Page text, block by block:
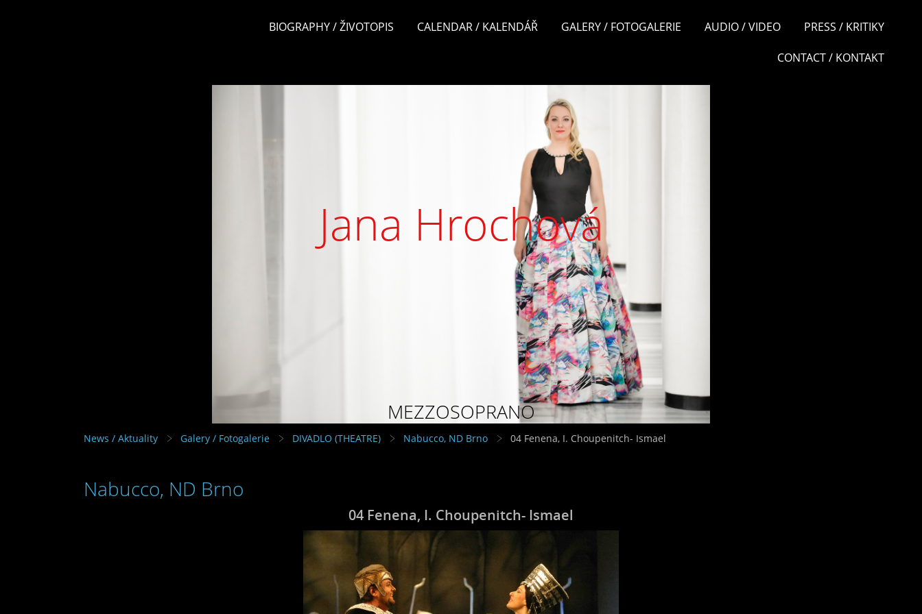
BIOGRAPHY / ŽIVOTOPIS CALENDAR / KALENDÁŘ GALERY / FOTOGALERIE AUDIO / VIDEO PRESS / KRITIKY
CONTACT / KONTAKT
Jana Hrochová
MEZZOSOPRANO
News / Aktuality Galery / Fotogalerie DIVADLO (THEATRE) Nabucco, ND Brno 04 Fenena, I. Choupenitch- Ismael
Nabucco, ND Brno
04 Fenena, I. Choupenitch- Ismael